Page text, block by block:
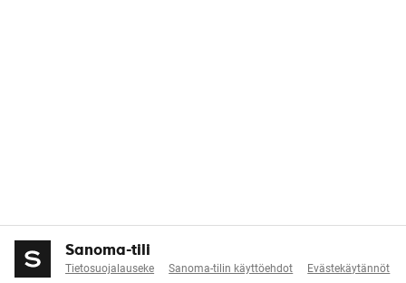
Sanoma-tili
Tietosuojalauseke Sanoma-tilin käyttöehdot Evästekäytännöt